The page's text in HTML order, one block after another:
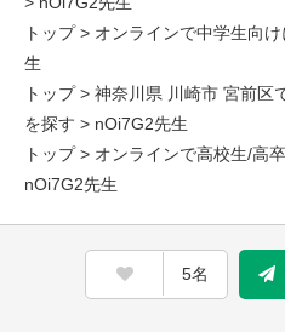
トップ> オンラインで中学生向
生
トップ> 神奈川県 川崎市 宮前区
を探す > nOi7G2先生
トップ> オンラインで高校生/高
nOi7G2先生
5名